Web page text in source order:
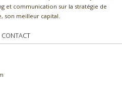
et communication sur la stratégie de
son meilleur capital.
CONTACT